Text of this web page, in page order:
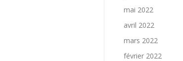
mai 2022
avril 2022
mars 2022
février 2022